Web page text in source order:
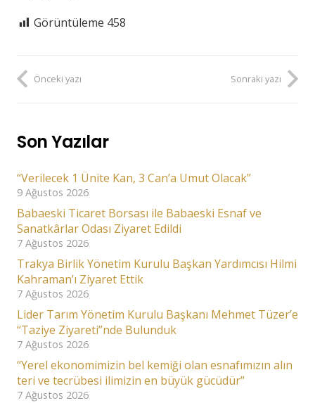
Görüntüleme 458
Önceki yazı Sonraki yazı
Son Yazılar
“Verilecek 1 Ünite Kan, 3 Can’a Umut Olacak”
9 Ağustos 2026
Babaeski Ticaret Borsası ile Babaeski Esnaf ve
Sanatkârlar Odası Ziyaret Edildi
7 Ağustos 2026
Trakya Birlik Yönetim Kurulu Başkan Yardımcısı Hilmi
Kahraman’ı Ziyaret Ettik
7 Ağustos 2026
Lider Tarım Yönetim Kurulu Başkanı Mehmet Tüzer’e
“Taziye Ziyareti”nde Bulunduk
7 Ağustos 2026
“Yerel ekonomimizin bel kemiği olan esnafımızın alın
teri ve tecrübesi ilimizin en büyük gücüdür”
7 Ağustos 2026